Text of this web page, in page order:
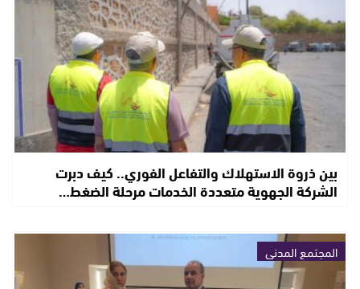
بين ذروة الاستهلاك والتفاعل الفوري.. كيف دبرت
الشركة الجهوية متعددة الخدمات مرحلة الضغط…
المجتمع المدني